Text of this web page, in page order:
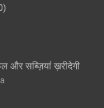
और सब्ज़ियां ख़रीदेगी